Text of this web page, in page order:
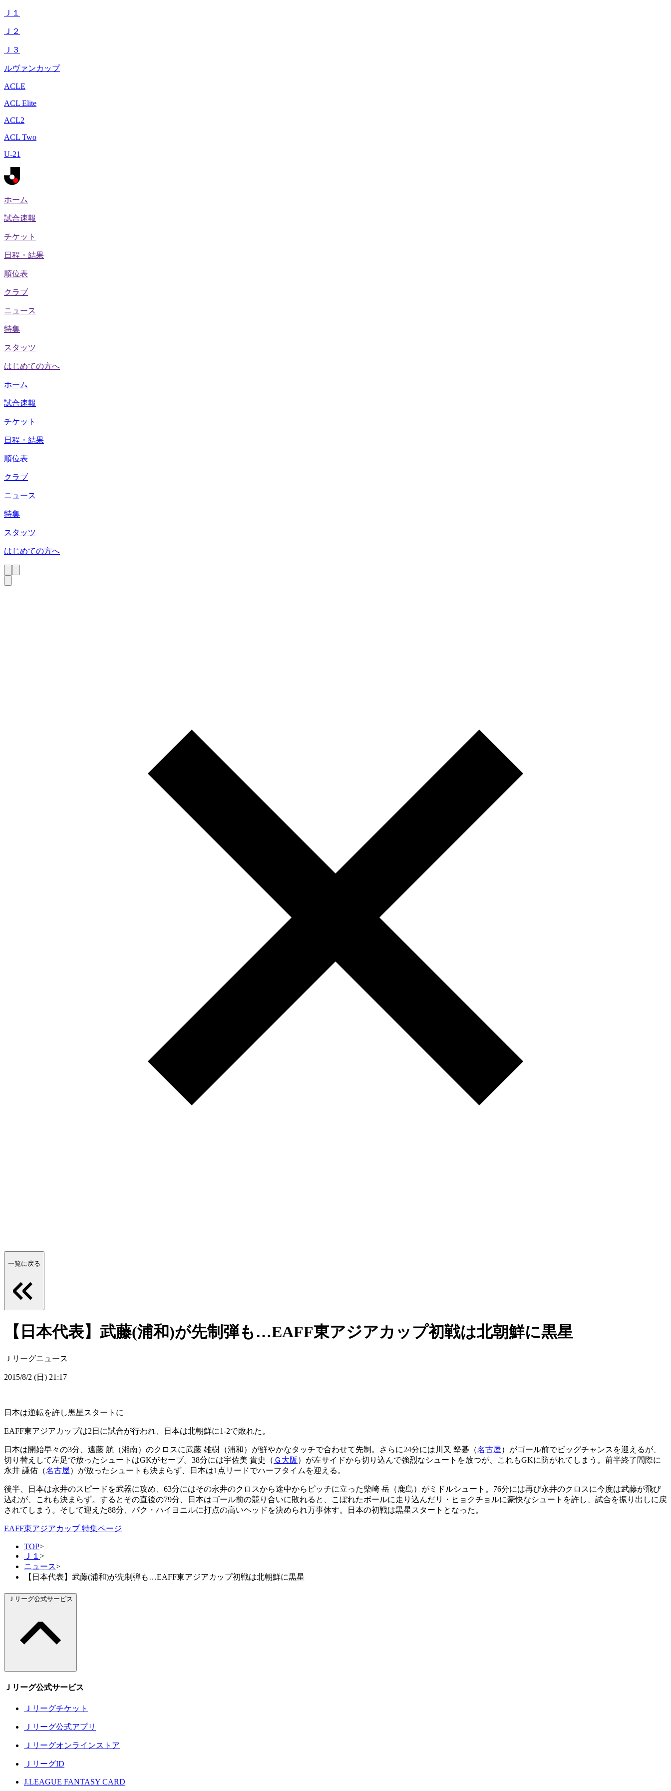
Ｊ１
Ｊ２
Ｊ３
ルヴァンカップ
ACLE
ACL Elite
ACL2
ACL Two
U-21
ホーム
試合速報
チケット
日程・結果
順位表
クラブ
ニュース
特集
スタッツ
はじめての方へ
ホーム
試合速報
チケット
日程・結果
順位表
クラブ
ニュース
特集
スタッツ
はじめての方へ
一覧に戻る
【日本代表】武藤(浦和)が先制弾も…EAFF東アジアカップ初戦は北朝鮮に黒星
Ｊリーグニュース
2015/8/2 (日) 21:17
日本は逆転を許し黒星スタートに
EAFF東アジアカップは2日に試合が行われ、日本は北朝鮮に1-2で敗れた。
日本は開始早々の3分、遠藤 航（湘南）のクロスに武藤 雄樹（浦和）が鮮やかなタッチで合わせて先制。さらに24分には川又 堅碁（名古屋）がゴール前でビッグチャンスを迎えるが、
切り替えして左足で放ったシュートはGKがセーブ。38分には宇佐美 貴史（ Ｇ大阪 ）が左サイドから切り込んで強烈なシュートを放つが、これもGKに防がれてしまう。前半終了間際に
永井 謙佑（名古屋）が放ったシュートも決まらず、日本は1点リードでハーフタイムを迎える。
後半、日本は永井のスピードを武器に攻め、63分にはその永井のクロスから途中からピッチに立った柴崎 岳（鹿島）がミドルシュート。76分には再び永井のクロスに今度は武藤が飛び
込むが、これも決まらず。するとその直後の79分、日本はゴール前の競り合いに敗れると、こぼれたボールに走り込んだリ・ヒョクチョルに豪快なシュートを許し、試合を振り出しに戻
されてしまう。そして迎えた88分、パク・ハイヨニルに打点の高いヘッドを決められ万事休す。日本の初戦は黒星スタートとなった。
EAFF東アジアカップ 特集ページ
TOP>
Ｊ１ >
ニュース>
【日本代表】武藤(浦和)が先制弾も…EAFF東アジアカップ初戦は北朝鮮に黒星
Ｊリーグ公式サービス
Ｊリーグ公式サービス
Ｊリーグチケット
Ｊリーグ公式アプリ
Ｊリーグオンラインストア
ＪリーグID
J.LEAGUE FANTASY CARD